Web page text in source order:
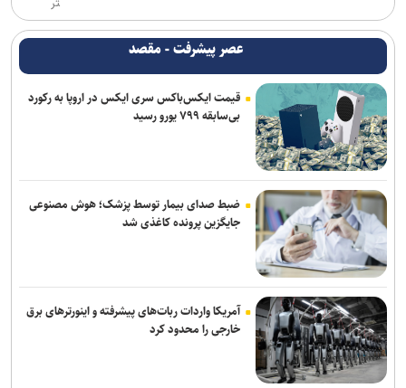
تر
عصر پیشرفت - مقصد
قیمت ایکس‌باکس سری ایکس در اروپا به رکورد
بی‌سابقه ۷۹۹ یورو رسید
ضبط صدای بیمار توسط پزشک؛ هوش مصنوعی
جایگزین پرونده کاغذی شد
آمریکا واردات ربات‌های پیشرفته و اینورترهای برق
خارجی را محدود کرد